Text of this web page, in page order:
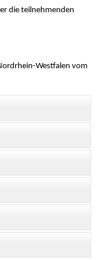
die teilnehmenden
Westfalen vom